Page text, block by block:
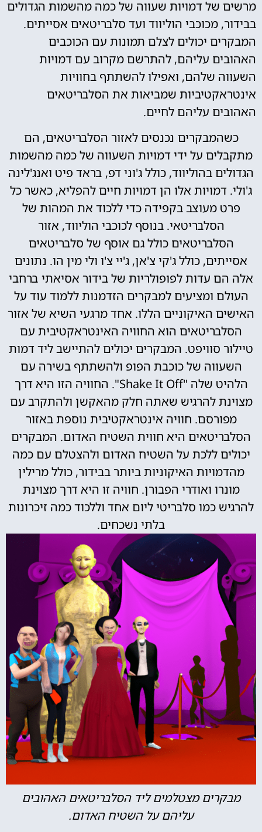
מרשים של דמויות שעווה של כמה מהשמות הגדולים
בבידור, מכוכבי הוליווד ועד סלבריטאים אסייתים.
המבקרים יכולים לצלם תמונות עם הכוכבים
האהובים עליהם, להתרשם מקרוב עם דמויות
השעווה שלהם, ואפילו להשתתף בחוויות
אינטראקטיביות שמביאות את הסלבריטאים
האהובים עליהם לחיים.
כשהמבקרים נכנסים לאזור הסלבריטאים, הם
מתקבלים על ידי דמויות השעווה של כמה מהשמות
הגדולים בהוליווד, כולל ג'וני דפ, בראד פיט ואנג'לינה
ג'ולי. דמויות אלו הן דמויות חיים להפליא, כאשר כל
פרט מעוצב בקפידה כדי ללכוד את המהות של
הסלבריטאי. בנוסף לכוכבי הוליווד, אזור
הסלבריטאים כולל גם אוסף של סלבריטאים
אסייתים, כולל ג'קי צ'אן, ג'יי צ'ו ולי מין הו. נתונים
אלה הם עדות לפופולריות של בידור אסיאתי ברחבי
העולם ומציעים למבקרים הזדמנות ללמוד עוד על
האישים האיקוניים הללו. אחד מרגעי השיא של אזור
הסלבריטאים הוא החוויה האינטראקטיבית עם
טיילור סוויפט. המבקרים יכולים להתיישב ליד דמות
השעווה של כוכבת הפופ ולהשתתף בשירה עם
הלהיט שלה "Shake It Off". החוויה הזו היא דרך
מצוינת להרגיש שאתה חלק מהאקשן ולהתקרב עם
מפורסם. חוויה אינטראקטיבית נוספת באזור
הסלבריטאים היא חווית השטיח האדום. המבקרים
יכולים ללכת על השטיח האדום ולהצטלם עם כמה
מהדמויות האיקוניות ביותר בבידור, כולל מרילין
מונרו ואודרי הפבורן. חוויה זו היא דרך מצוינת
להרגיש כמו סלבריטי ליום אחד וללכוד כמה זיכרונות
בלתי נשכחים.
מבקרים מצטלמים ליד הסלבריטאים האהובים
עליהם על השטיח האדום.